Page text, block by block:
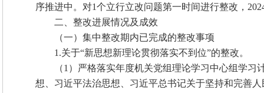
序推进中。对1个立行立改问题第一时间进行整改，
二、整改进展情况及成效
（一）集中整改期内已完成的整改事项
1.关于“新思想新理论贯彻落实不到位”的整改。
（1）严格落实年度机关党组理论学习中心组学
想、习近平法治思想、习近平总书记关于坚持和完善